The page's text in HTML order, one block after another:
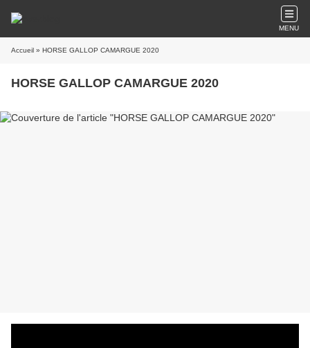
MENU
Accueil » HORSE GALLOP CAMARGUE 2020
HORSE GALLOP CAMARGUE 2020